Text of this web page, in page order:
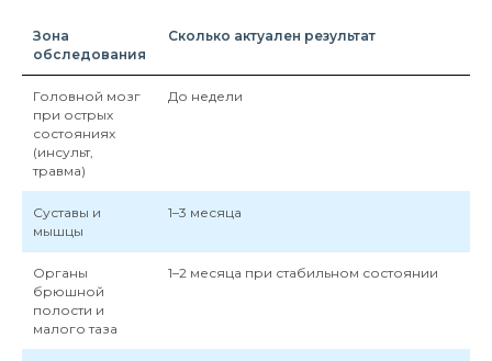
Зона
обследования
Сколько актуален результат
Головной мозг
при острых
состояниях
(инсульт,
травма)
До недели
Суставы и
мышцы
1–3 месяца
Органы
брюшной
полости и
малого таза
1–2 месяца при стабильном состоянии